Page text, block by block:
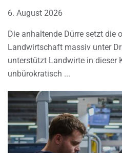
6. August 2026
Die anhaltende Dürre setzt die
Landwirtschaft massiv unter
unterstützt Landwirte in dieser
unbürokratisch